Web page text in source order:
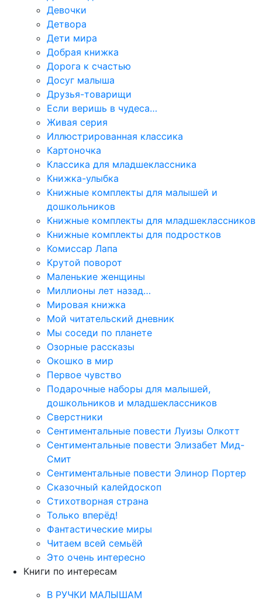
Девочки
Детвора
Дети мира
Добрая книжка
Дорога к счастью
Досуг малыша
Друзья-товарищи
Если веришь в чудеса…
Живая серия
Иллюстрированная классика
Картоночка
Классика для младшеклассника
Книжка-улыбка
Книжные комплекты для малышей и
дошкольников
Книжные комплекты для младшеклассников
Книжные комплекты для подростков
Комиссар Лапа
Крутой поворот
Маленькие женщины
Миллионы лет назад…
Мировая книжка
Мой читательский дневник
Мы соседи по планете
Озорные рассказы
Окошко в мир
Первое чувство
Подарочные наборы для малышей,
дошкольников и младшеклассников
Сверстники
Сентиментальные повести Луизы Олкотт
Сентиментальные повести Элизабет Мид-
Смит
Сентиментальные повести Элинор Портер
Сказочный калейдоскоп
Стихотворная страна
Только вперёд!
Фантастические миры
Читаем всей семьёй
Это очень интересно
Книги по интересам
В РУЧКИ МАЛЫШАМ